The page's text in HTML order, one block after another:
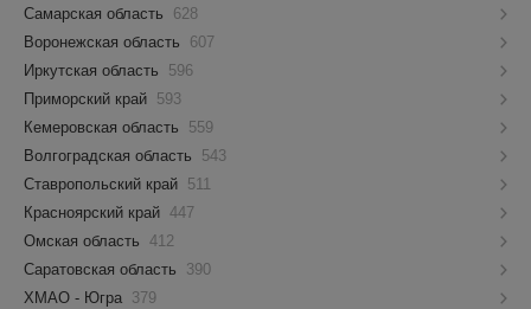
Самарская область
628
Воронежская область
607
Иркутская область
596
Приморский край 593
Кемеровская область
559
Волгоградская область
543
Ставропольский край 511
Красноярский край 447
Омская область 412
Саратовская область
390
ХМАО - Югра 379